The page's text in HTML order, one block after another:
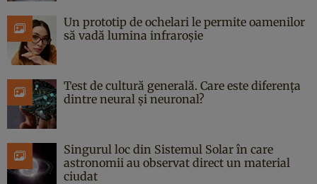
Un prototip de ochelari le permite oamenilor
să vadă lumina infraroșie
Test de cultură generală. Care este diferența
dintre neural și neuronal?
Singurul loc din Sistemul Solar în care
astronomii au observat direct un material
ciudat